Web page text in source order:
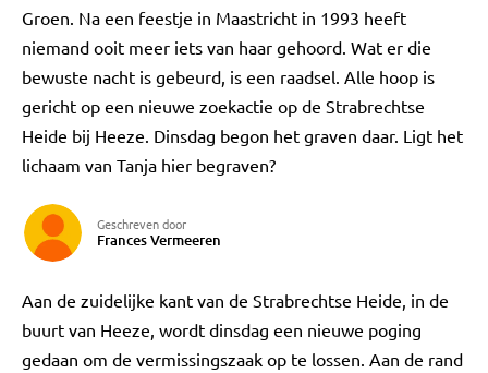
Groen. Na een feestje in Maastricht in 1993 heeft
niemand ooit meer iets van haar gehoord. Wat er die
bewuste nacht is gebeurd, is een raadsel. Alle hoop is
gericht op een nieuwe zoekactie op de Strabrechtse
Heide bij Heeze. Dinsdag begon het graven daar. Ligt het
lichaam van Tanja hier begraven?
Geschreven door
Frances Vermeeren
Aan de zuidelijke kant van de Strabrechtse Heide, in de
buurt van Heeze, wordt dinsdag een nieuwe poging
gedaan om de vermissingszaak op te lossen. Aan de rand